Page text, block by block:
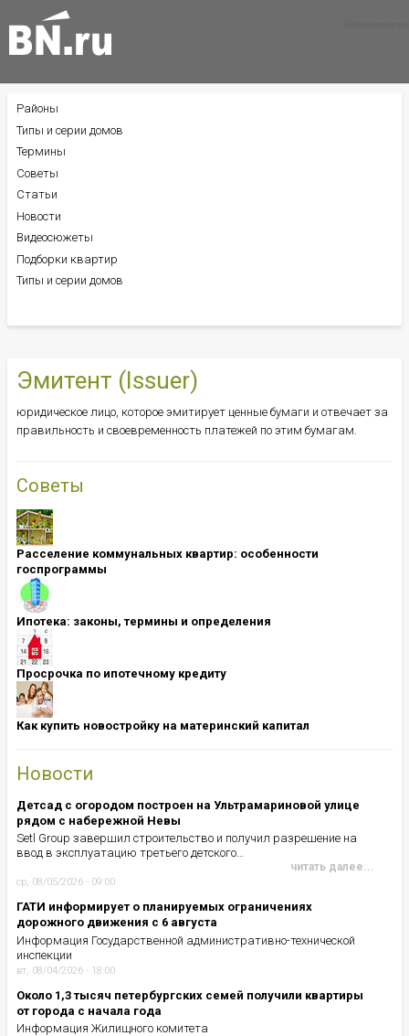
Эмитент (Issuer)
юридическое лицо, которое эмитирует ценные бумаги и отвечает за
правильность и своевременность платежей по этим бумагам.
Советы
Расселение коммунальных квартир: особенности
госпрограммы
Ипотека: ​​​​​​​законы, термины и определения
Просрочка по ипотечному кредиту
Как купить новостройку на материнский капитал
Новости
Детсад с огородом построен на Ультрамариновой улице
рядом с набережной Невы
Setl Group завершил строительство и получил разрешение на
ввод в эксплуатацию третьего детского…
читать далее...
ср, 08/05/2026 - 09:00
ГАТИ информирует о планируемых ограничениях
дорожного движения с 6 августа
Информация Государственной административно-технической
инспекции
вт, 08/04/2026 - 18:00
Около 1,3 тысяч петербургских семей получили квартиры
от города с начала года
Информация Жилищного комитета
БОКОВОЕ
МЕНЮ
Районы
Типы и серии домов
Термины
Советы
Статьи
Новости
Видеосюжеты
Подборки квартир
Типы и серии домов